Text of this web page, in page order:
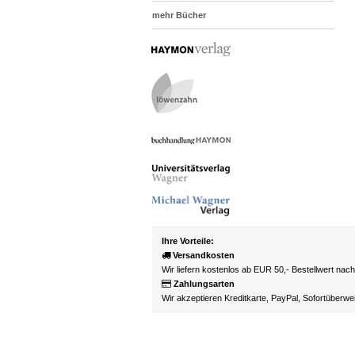
mehr Bücher
Ihre Vorteile:
Versandkosten
Wir liefern kostenlos ab EUR 50,- Bestellwert
Zahlungsarten
Wir akzeptieren Kreditkarte, PayPal,